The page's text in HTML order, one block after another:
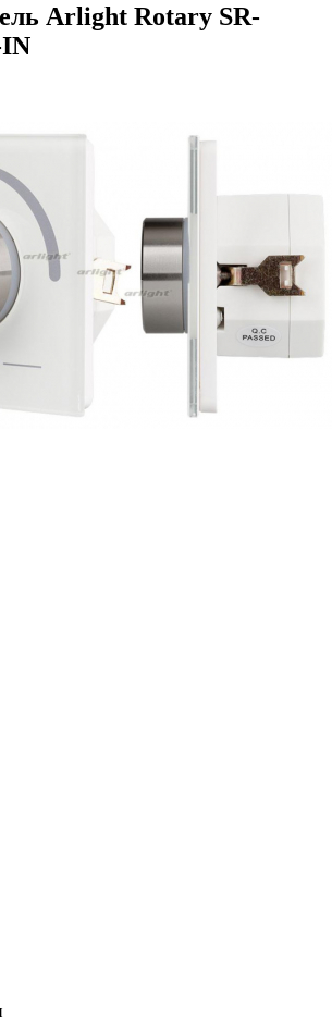
Arlight Rotary SR-